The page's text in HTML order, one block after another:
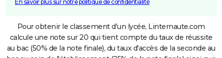
En savoir plus sur notre politique de confidentialité
Pour obtenir le classement d'un lycée, Linternaute.com
calcule une note sur 20 qui tient compte du taux de réussite
au bac (50% de la note finale), du taux d'accès de la seconde au